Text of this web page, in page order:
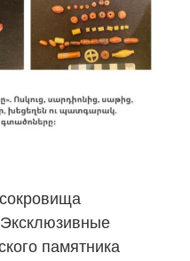
памятника